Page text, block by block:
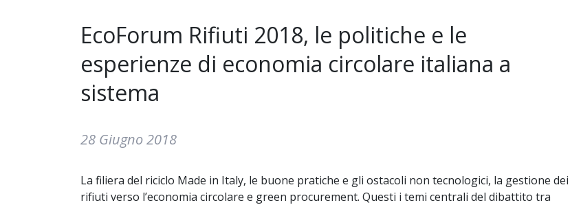
EcoForum Rifiuti 2018, le politiche e le
esperienze di economia circolare italiana a
sistema
28 Giugno 2018
La filiera del riciclo Made in Italy, le buone pratiche e gli ostacoli non tecnologici, la gestione dei
rifiuti verso l’economia circolare e green procurement. Questi i temi centrali del dibattito tra